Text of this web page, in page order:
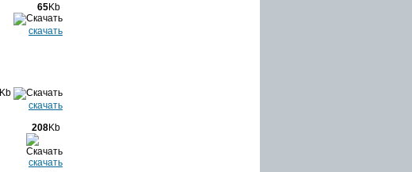
65Kb
скачать
Kb
скачать
208Kb
скачать